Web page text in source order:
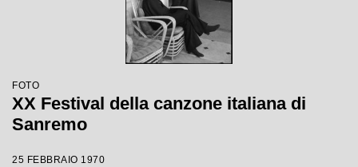
FOTO
XX Festival della canzone italiana di
Sanremo
25 FEBBRAIO 1970